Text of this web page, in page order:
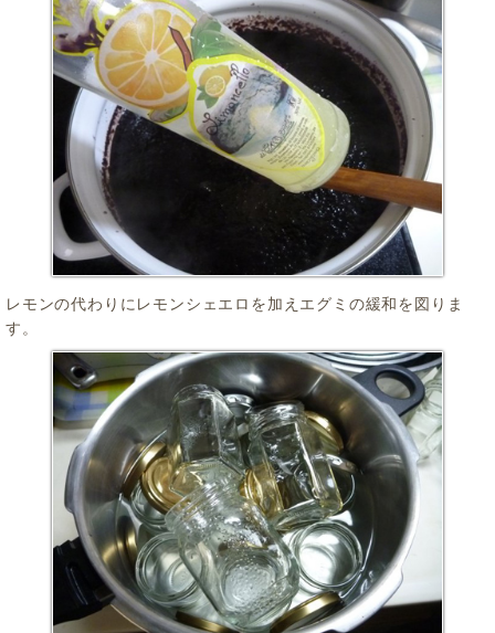
レモンの代わりにレモンシェエロを加えエグミの緩和を図りま
す。